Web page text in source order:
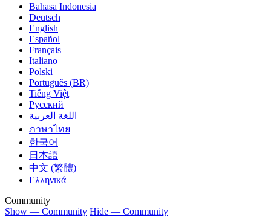
Bahasa Indonesia
Deutsch
English
Español
Français
Italiano
Polski
Português (BR)
Tiếng Việt
Русский
اللغة العربية
ภาษาไทย
한국어
日本語
中文 (繁體)
Ελληνικά
Community
Show — Community Hide — Community